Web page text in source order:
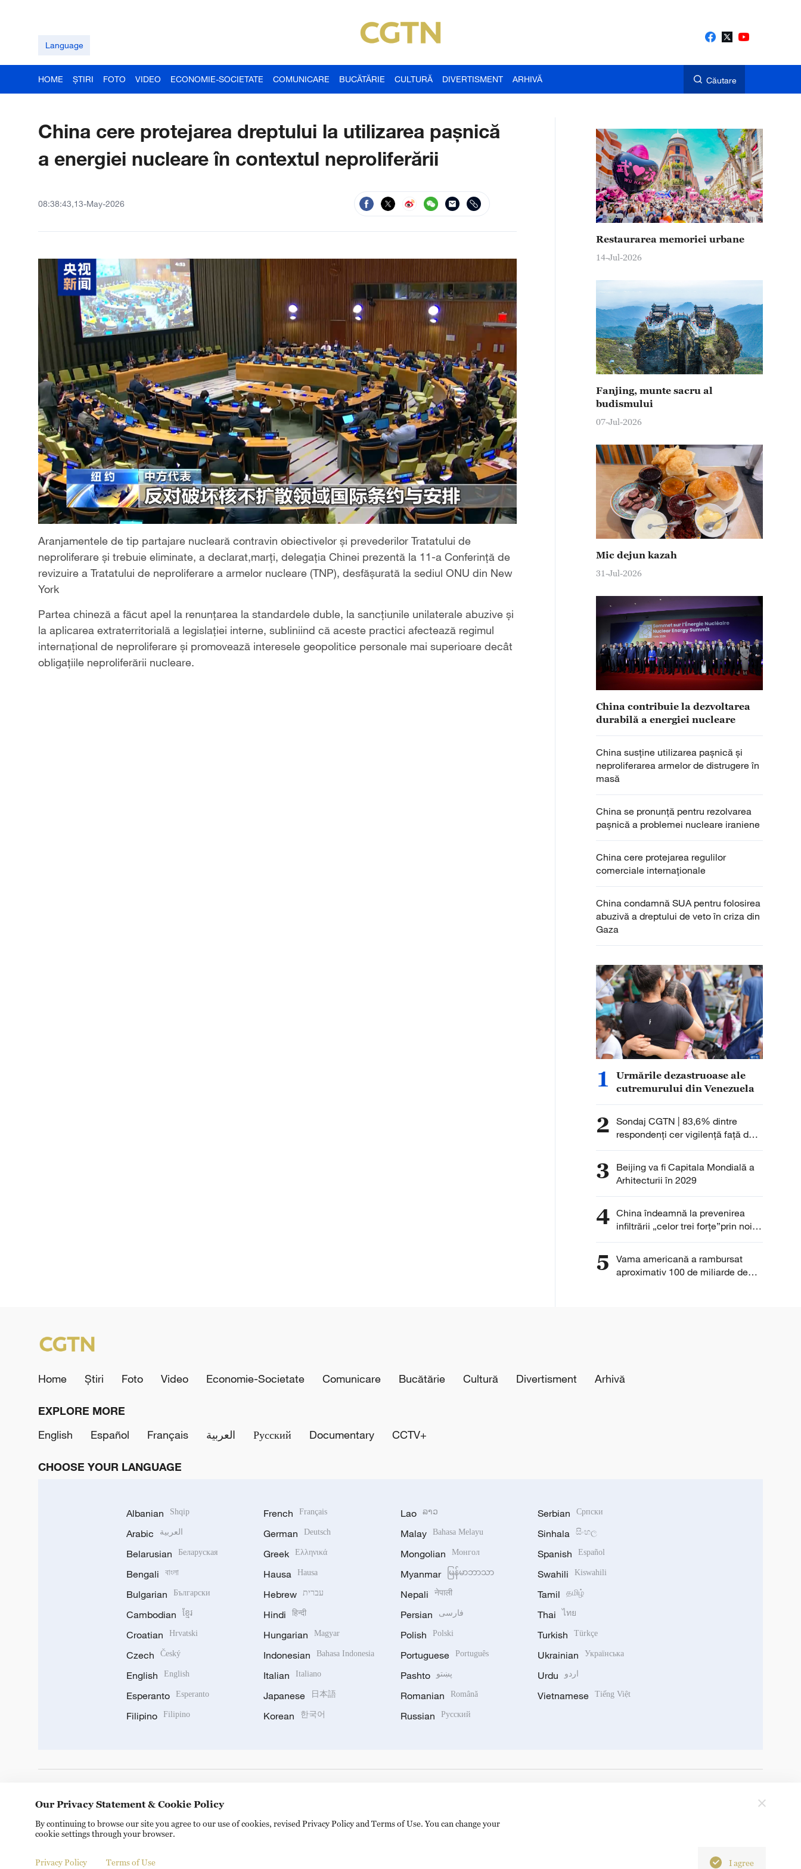
Language
HOME ȘTIRI FOTO VIDEO ECONOMIE-SOCIETATE COMUNICARE BUCĂTĂRIE CULTURĂ DIVERTISMENT ARHIVĂ Căutare
China cere protejarea dreptului la utilizarea pașnică
a energiei nucleare în contextul neproliferării
08:38:43,13-May-2026
Aranjamentele de tip partajare nucleară contravin obiectivelor și prevederilor Tratatului de
neproliferare și trebuie eliminate, a declarat,marți, delegația Chinei prezentă la 11-a Conferință de
revizuire a Tratatului de neproliferare a armelor nucleare (TNP), desfășurată la sediul ONU din New
York
Partea chineză a făcut apel la renunțarea la standardele duble, la sancțiunile unilaterale abuzive și
la aplicarea extraterritorială a legislației interne, subliniind că aceste practici afectează regimul
internațional de neproliferare și promovează interesele geopolitice personale mai superioare decât
obligațiile neproliferării nucleare.
Restaurarea memoriei urbane
14-Jul-2026
Fanjing, munte sacru al
budismului
07-Jul-2026
Mic dejun kazah
31-Jul-2026
China contribuie la dezvoltarea
durabilă a energiei nucleare
China susține utilizarea pașnică și
neproliferarea armelor de distrugere în
masă
China se pronunță pentru rezolvarea
pașnică a problemei nucleare iraniene
China cere protejarea regulilor
comerciale internaţionale
China condamnă SUA pentru folosirea
abuzivă a dreptului de veto în criza din
Gaza
1
Urmările dezastruoase ale
cutremurului din Venezuela
2 Sondaj CGTN | 83,6% dintre
respondenți cer vigilență față de
accelerarea expansiunii militare a
3
Beijing va fi Capitala Mondială a
Arhitecturii în 2029
4 China îndeamnă la prevenirea
infiltrării „celor trei forțe”prin noile
tehnologii
5
Vama americană a rambursat
aproximativ 100 de miliarde de
Home Știri Foto Video Economie-Societate Comunicare Bucătărie Cultură Divertisment Arhivă
EXPLORE MORE
English
Español Français العربية Русский Documentary CCTV+
CHOOSE YOUR LANGUAGE
Albanian Shqip
Arabic العربية
Belarusian Беларуская
Bengali বাংলা
Bulgarian Български
Cambodian ខ្មែរ
Croatian Hrvatski
Czech Český
English English
Esperanto Esperanto
Filipino Filipino
French Français
German Deutsch
Greek Ελληνικά
Hausa Hausa
Hebrew עברית
Hindi हिन्दी
Hungarian Magyar
Indonesian Bahasa Indonesia
Italian Italiano
Japanese 日本語
Korean 한국어
Lao ລາວ
Malay Bahasa Melayu
Mongolian Монгол
Myanmar မြန်မာဘာသာ
Nepali नेपाली
Persian فارسی
Polish Polski
Portuguese Português
Pashto پښتو
Romanian Română
Russian Русский
Serbian Српски
Sinhala සිංහල
Spanish Español
Swahili Kiswahili
Tamil தமிழ்
Thai ไทย
Turkish Türkçe
Ukrainian Українська
Urdu اردو
Vietnamese Tiếng Việt
Copyright © 2024 CGTN. 京ICP备20000184号
Our Privacy Statement & Cookie Policy
By continuing to browse our site you agree to our use of cookies, revised Privacy Policy and Terms of Use. You can change your
cookie settings through your browser.
Privacy Policy Terms of Use I agree